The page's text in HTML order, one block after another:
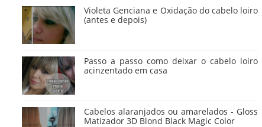
Violeta Genciana e Oxidação do cabelo loiro
(antes e depois)
Passo a passo como deixar o cabelo loiro
acinzentado em casa
Cabelos alaranjados ou amarelados - Gloss
Matizador 3D Blond Black Magic Color